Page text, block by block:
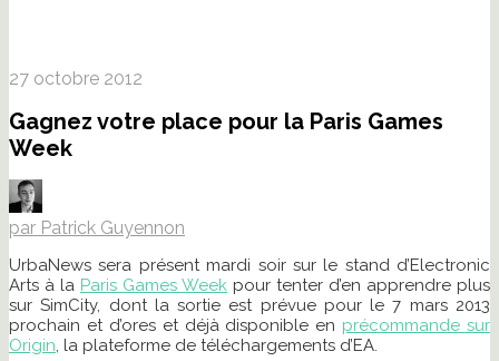
27 octobre 2012
Gagnez votre place pour la Paris Games
Week
par Patrick Guyennon
UrbaNews sera présent mardi soir sur le stand d’Electronic
Arts à la Paris Games Week pour tenter d’en apprendre plus
sur SimCity, dont la sortie est prévue pour le 7 mars 2013
prochain et d’ores et déjà disponible en précommande sur
Origin, la plateforme de téléchargements d’EA.